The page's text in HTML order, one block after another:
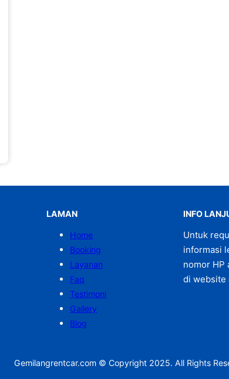
LAMAN
Home
Booking
Layanan
Faq
Testimoni
Gallery
Blog
INFO
Untuk
informasi
nomor HP
di website
Gemilangrentcar.com © Copyright 2025. All Rights